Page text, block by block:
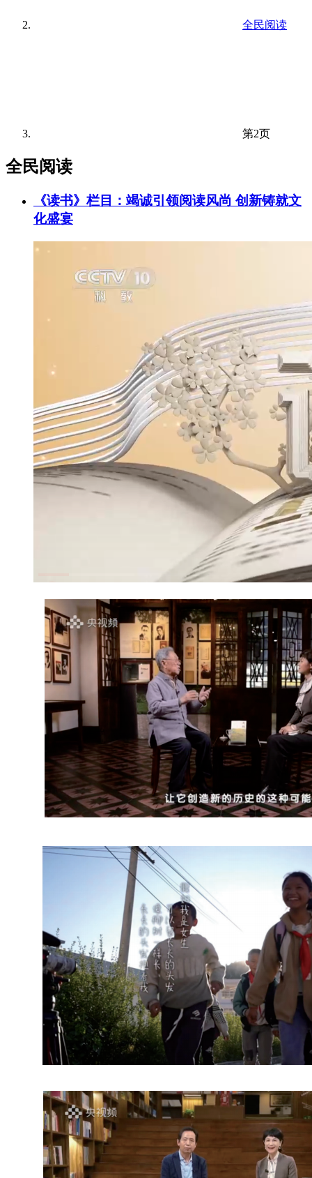
全民阅读
第2页
全民阅读
《读书》栏目：竭诚引领阅读风尚 创新铸就文
化盛宴